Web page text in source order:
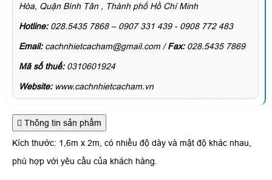
Hòa, Quận Bình Tân , Thành phố Hồ Chí Minh
Hotline: 028.5435 7868 – 0907 331 439 - 0908 772 483
Email:cachnhietcacham@gmail.com /Fax:028.5435 7869
Mã số thuế: 0310601924
Website:www.cachnhietcacham.vn
Thông tin sản phẩm
Kích thước: 1,6m x 2m, có nhiều độ dày và mật độ khác nhau,
phù hợp với yêu cầu của khách hàng.